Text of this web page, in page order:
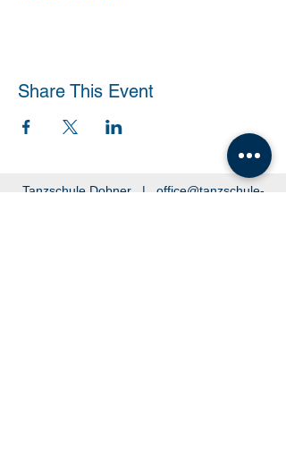
Share This Event
Tanzschule Dobner | office@tanzschule-